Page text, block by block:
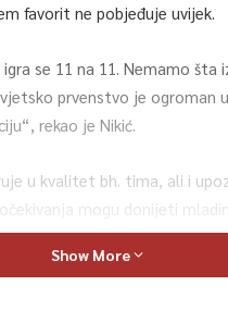
favorit ne pobjeđuje uvijek.
igra se 11 na 11. Nemamo šta
prvenstvo je ogroman
rekao je Nikić.
u kvalitet bh. tima, ali i
mogu donijeti
je sjajna budućnost.
Show More